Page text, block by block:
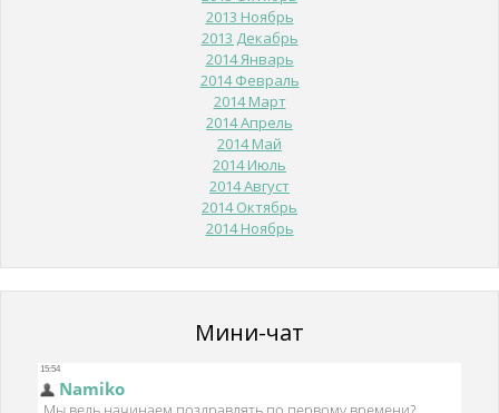
2013 Ноябрь
2013 Декабрь
2014 Январь
2014 Февраль
2014 Март
2014 Апрель
2014 Май
2014 Июль
2014 Август
2014 Октябрь
2014 Ноябрь
Мини-чат